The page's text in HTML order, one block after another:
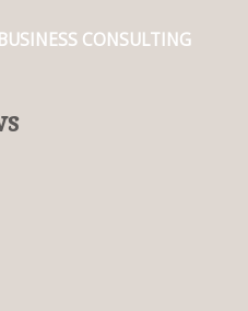
BUSINESS CONSULTING